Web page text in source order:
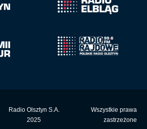
Radio Olsztyn S.A.
2025
Wszystkie prawa
zastrzeżone